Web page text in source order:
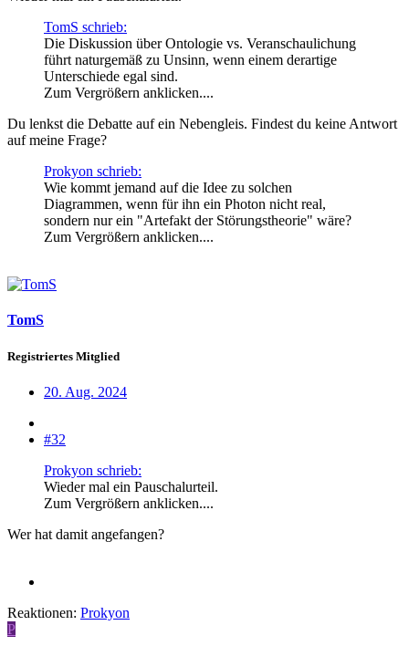
TomS schrieb:
Die Diskussion über Ontologie vs. Veranschaulichung
führt naturgemäß zu Unsinn, wenn einem derartige
Unterschiede egal sind.
Zum Vergrößern anklicken....
Du lenkst die Debatte auf ein Nebengleis. Findest du keine Antwort
auf meine Frage?
Prokyon schrieb:
Wie kommt jemand auf die Idee zu solchen
Diagrammen, wenn für ihn ein Photon nicht real,
sondern nur ein "Artefakt der Störungstheorie" wäre?
Zum Vergrößern anklicken....
TomS
Registriertes Mitglied
20. Aug. 2024
#32
Prokyon schrieb:
Wieder mal ein Pauschalurteil.
Zum Vergrößern anklicken....
Wer hat damit angefangen?
Reaktionen: Prokyon
P